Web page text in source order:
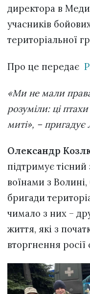
директора в
учасників
територіальної
Про це передає
«Ми не мали
розуміли: ці
миті», –
Олександр
підтримує тісний
воїнами з
бригади
чимало з них –
життя, які з
вторгнення росії